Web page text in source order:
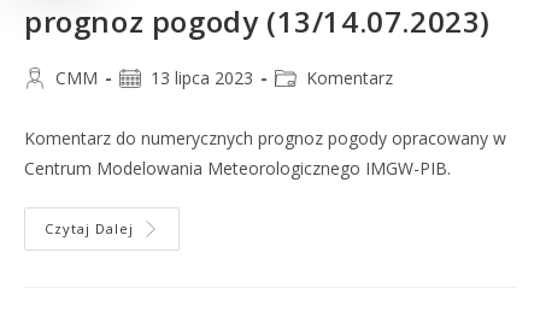
prognoz pogody (13/14.07.2023)
CMM 13 lipca 2023 Komentarz
Komentarz do numerycznych prognoz pogody opracowany w
Centrum Modelowania Meteorologicznego IMGW-PIB.
Czytaj Dalej